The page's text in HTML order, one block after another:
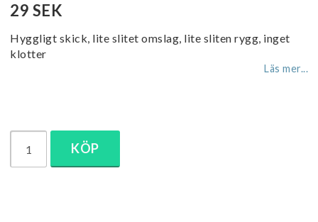
29 SEK
Hyggligt skick, lite slitet omslag, lite sliten rygg, inget
klotter
Läs mer...
KÖP